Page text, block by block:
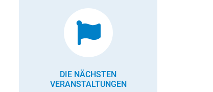
DIE NÄCHSTEN
VERANSTALTUNGEN